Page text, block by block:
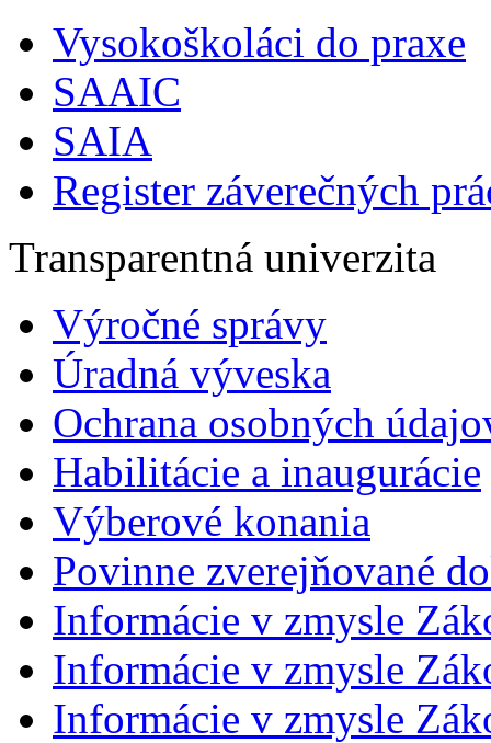
Vysokoškoláci do praxe
SAAIC
SAIA
Register záverečných
Transparentná univerzita
Výročné správy
Úradná výveska
Ochrana osobných
Habilitácie a inaugurácie
Výberové konania
Povinne zverejňované
Informácie v zmysle
Informácie v zmysle
Informácie v zmysle